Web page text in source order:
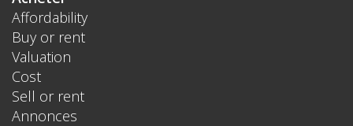
Affordability
Buy or rent
Valuation
Cost
Sell or rent
Annonces